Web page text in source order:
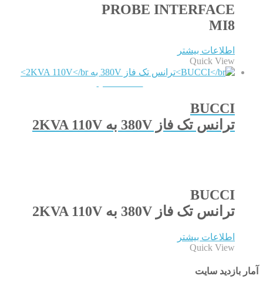
PROBE INTERFACE
MI8
اطلاعات بیشتر
Quick View
BUCCI
ترانس تک فاز 380V به 2KVA 110V
BUCCI
ترانس تک فاز 380V به 2KVA 110V
اطلاعات بیشتر
Quick View
آمار بازدید سایت